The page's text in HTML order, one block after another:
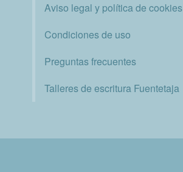
Aviso legal y política de cookies
Condiciones de uso
Preguntas frecuentes
Talleres de escritura Fuentetaja